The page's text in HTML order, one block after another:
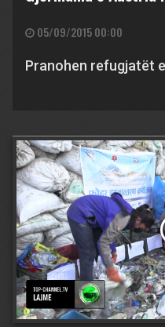
05/09/2015 00:00
Pranohen refugjatët